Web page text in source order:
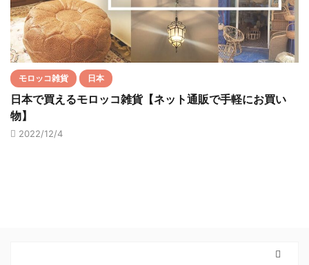
モロッコ雑貨 日本
日本で買えるモロッコ雑貨【ネット通販で手軽にお買い
物】
2022/12/4